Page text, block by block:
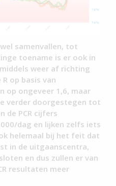
samenvallen, tot
toename is er ook in
weer af richting
op basis van
op ongeveer 1,6, maar
verder doorgestegen tot
de PCR cijfers
dag en lijken zelfs iets
helemaal bij het feit dat
in de uitgaanscentra,
en dus zullen er van
resultaten meer